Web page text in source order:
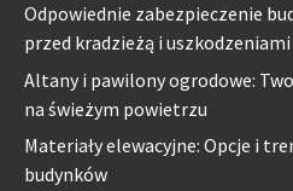
Odpowiednie zabezpieczenie
przed kradzieżą i uszkodzeniami
Altany i pawilony ogrodowe:
na świeżym powietrzu
Materiały elewacyjne: Opcje i
budynków